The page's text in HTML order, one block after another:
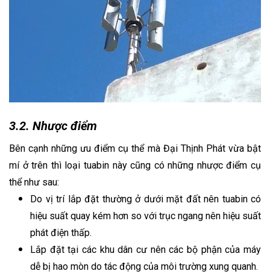
3.2. Nhược điểm
Bên cạnh những ưu điểm cụ thể mà Đại Thịnh Phát vừa bật
mí ở trên thì loại tuabin này cũng có những nhược điểm cụ
thể như sau:
Do vị trí lắp đặt thường ở dưới mặt đất nên tuabin có
hiệu suất quay kém hơn so với trục ngang nên hiệu suất
phát điện thấp.
Lắp đặt tại các khu dân cư nên các bộ phận của máy
dễ bị hao mòn do tác động của môi trường xung quanh.